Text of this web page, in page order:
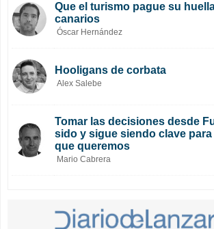
Que el turismo pague su
canarios
Óscar Hernández
Hooligans de corbata
Alex Salebe
Tomar las decisiones desde
sido y sigue siendo clave
que queremos
Mario Cabrera